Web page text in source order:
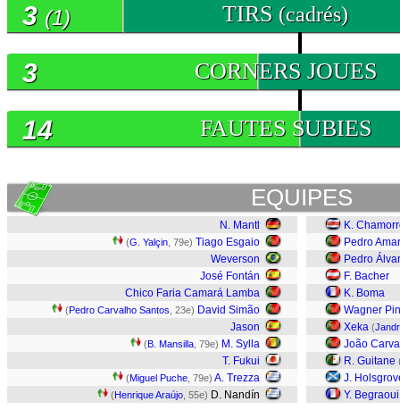
TIRS (cadrés)
3 (1)
CORNERS JOUES
3
FAUTES SUBIES
14
EQUIPES
N. Mantl
(G. Yalçin , 79e) Tiago Esgaio
Weverson
José Fontán
Chico Faria Camará Lamba
(Pedro Carvalho Santos , 23e) David Simão
Jason
(B. Mansilla , 79e) M. Sylla
T. Fukui
(Miguel Puche , 79e) A. Trezza
(Henrique Araújo , 55e) D. Nandín
K.
Pedro
Pedro
F. Bacher
K. Boma
Wagner
Xeka (
João
R. Guitane
J.
Y. Begraoui